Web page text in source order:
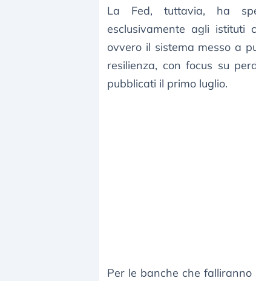
La Fed, tuttavia, ha
esclusivamente agli
ovvero il sistema messo a
resilienza, con focus su
pubblicati il primo luglio.
Per le banche che